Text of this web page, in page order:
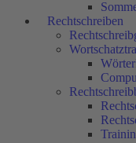
Rechtschreiben